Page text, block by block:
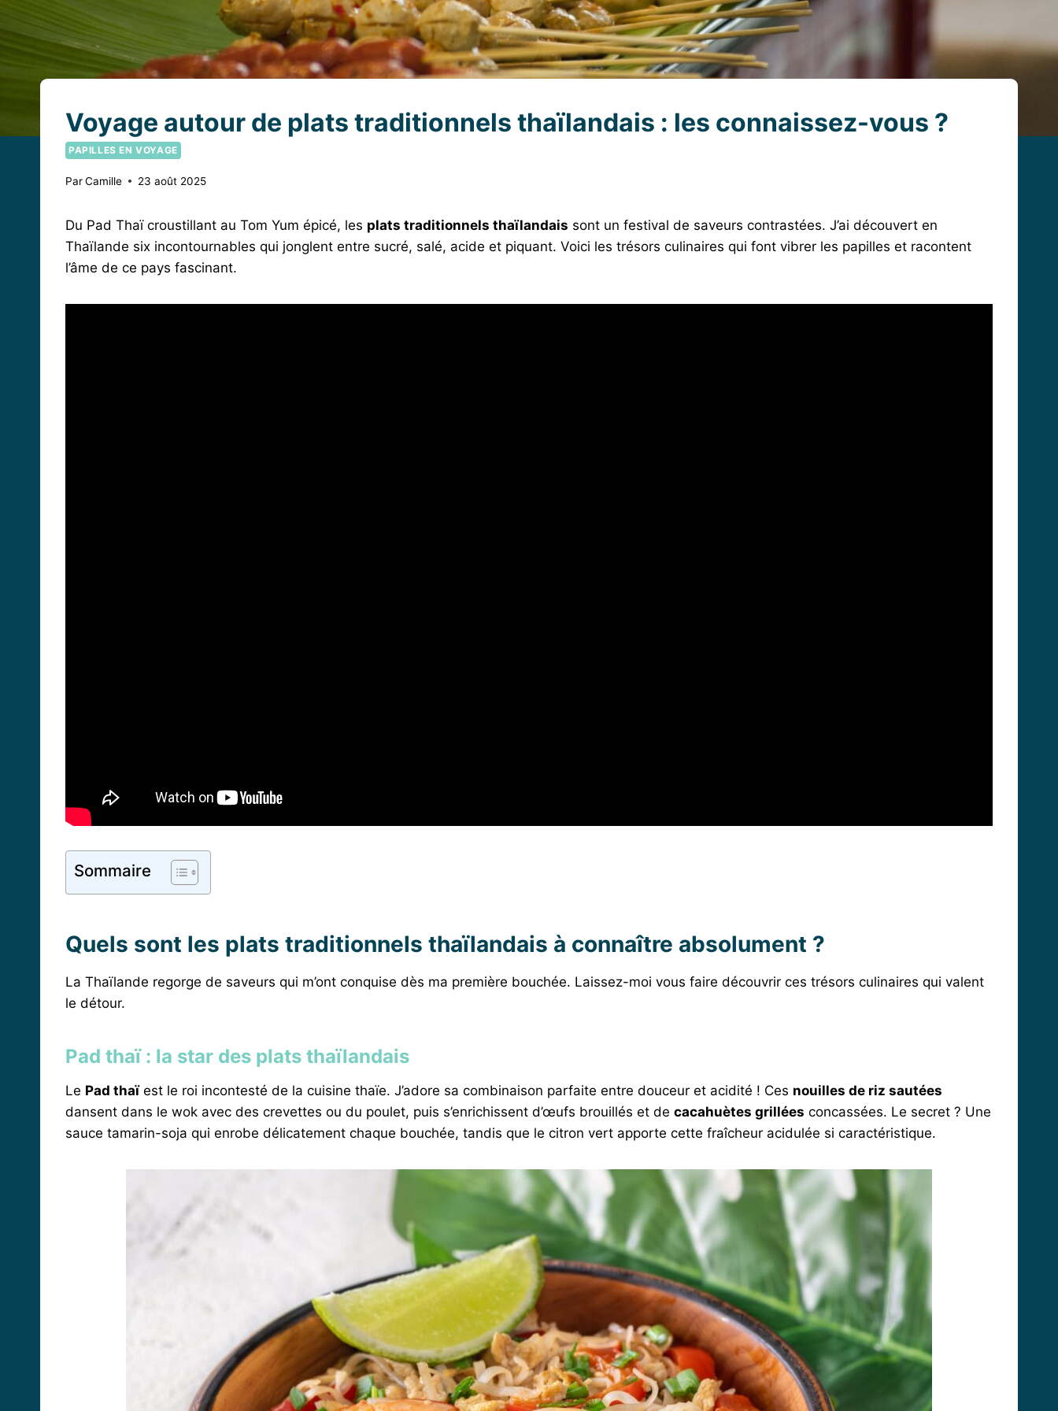
Voyage autour de plats traditionnels thaïlandais : les connaissez-vous ?
PAPILLES EN VOYAGE
ParCamille 23 août 2025
Du Pad Thaï croustillant au Tom Yum épicé, les plats traditionnels thaïlandais sont un festival de saveurs contrastées. J’ai découvert en
Thaïlande six incontournables qui jonglent entre sucré, salé, acide et piquant. Voici les trésors culinaires qui font vibrer les papilles et racontent
l’âme de ce pays fascinant.
Sommaire
Quels sont les plats traditionnels thaïlandais à connaître absolument ?
La Thaïlande regorge de saveurs qui m’ont conquise dès ma première bouchée. Laissez-moi vous faire découvrir ces trésors culinaires qui valent
le détour.
Pad thaï : la star des plats thaïlandais
Le Pad thaïest le roi incontesté de la cuisine thaïe. J’adore sa combinaison parfaite entre douceur et acidité ! Ces nouilles de riz sautées
dansent dans le wok avec des crevettes ou du poulet, puis s’enrichissent d’œufs brouillés et de cacahuètes grillées concassées. Le secret ? Une
sauce tamarin-soja qui enrobe délicatement chaque bouchée, tandis que le citron vert apporte cette fraîcheur acidulée si caractéristique.